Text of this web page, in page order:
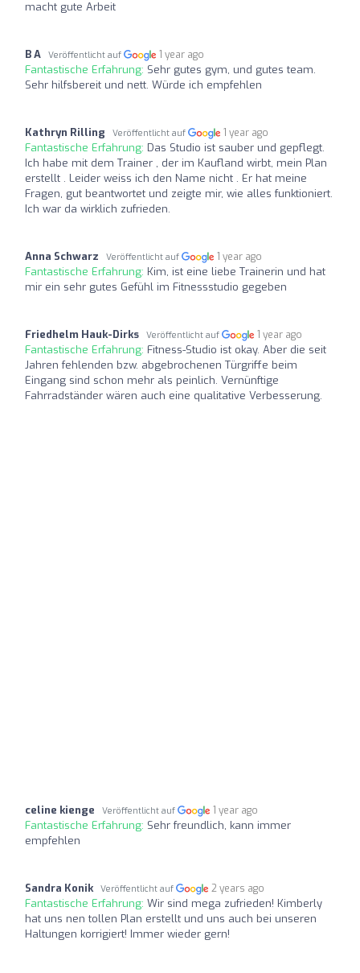
macht gute Arbeit
B A Veröffentlicht auf 1 year ago
Fantastische Erfahrung: Sehr gutes gym, und gutes team.
Sehr hilfsbereit und nett. Würde ich empfehlen
Kathryn Rilling Veröffentlicht auf 1 year ago
Fantastische Erfahrung: Das Studio ist sauber und gepflegt.
Ich habe mit dem Trainer , der im Kaufland wirbt, mein Plan
erstellt . Leider weiss ich den Name nicht . Er hat meine
Fragen, gut beantwortet und zeigte mir, wie alles funktioniert.
Ich war da wirklich zufrieden.
Anna Schwarz Veröffentlicht auf 1 year ago
Fantastische Erfahrung: Kim, ist eine liebe Trainerin und hat
mir ein sehr gutes Gefühl im Fitnessstudio gegeben
Friedhelm Hauk-Dirks Veröffentlicht auf 1 year ago
Fantastische Erfahrung: Fitness-Studio ist okay. Aber die seit
Jahren fehlenden bzw. abgebrochenen Türgriffe beim
Eingang sind schon mehr als peinlich. Vernünftige
Fahrradständer wären auch eine qualitative Verbesserung.
celine kienge Veröffentlicht auf 1 year ago
Fantastische Erfahrung: Sehr freundlich, kann immer
empfehlen
Sandra Konik Veröffentlicht auf 2 years ago
Fantastische Erfahrung: Wir sind mega zufrieden! Kimberly
hat uns nen tollen Plan erstellt und uns auch bei unseren
Haltungen korrigiert! Immer wieder gern!